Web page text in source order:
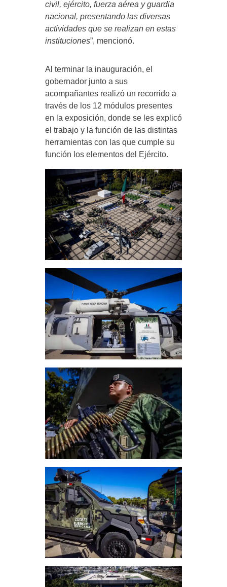
civil, ejército, fuerza aérea y guardia
nacional, presentando las diversas
actividades que se realizan en estas
instituciones”, mencionó.
Al terminar la inauguración, el
gobernador junto a sus
acompañantes realizó un recorrido a
través de los 12 módulos presentes
en la exposición, donde se les explicó
el trabajo y la función de las distintas
herramientas con las que cumple su
función los elementos del Ejército.